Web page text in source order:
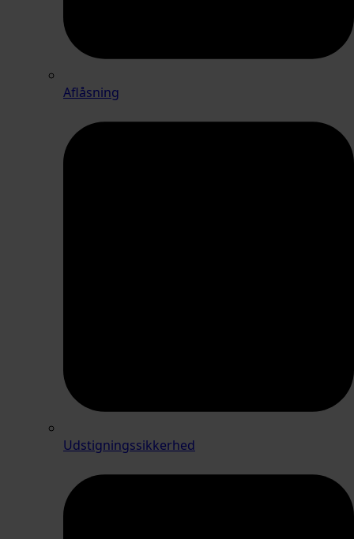
Aflåsning
Udstigningssikkerhed